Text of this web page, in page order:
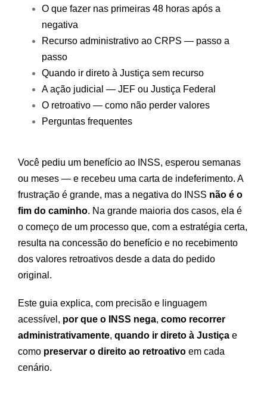
O que fazer nas primeiras 48 horas após a
negativa
Recurso administrativo ao CRPS — passo a
passo
Quando ir direto à Justiça sem recurso
A ação judicial — JEF ou Justiça Federal
O retroativo — como não perder valores
Perguntas frequentes
Você pediu um benefício ao INSS, esperou semanas
ou meses — e recebeu uma carta de indeferimento. A
frustração é grande, mas a negativa do INSS não é o
fim do caminho. Na grande maioria dos casos, ela é
o começo de um processo que, com a estratégia certa,
resulta na concessão do benefício e no recebimento
dos valores retroativos desde a data do pedido
original.
Este guia explica, com precisão e linguagem
acessível, por que o INSS nega, como recorrer
administrativamente, quando ir direto à Justiça e
como preservar o direito ao retroativo em cada
cenário.